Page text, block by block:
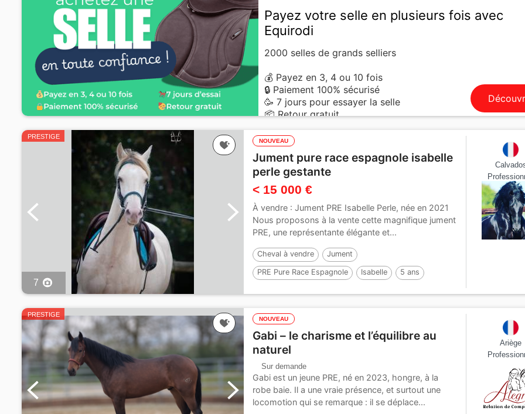
Payez votre selle en plusieurs fois avec
Equirodi
2000 selles de grands selliers
💰 Payez en 3, 4 ou 10 fois
🔒 Paiement 100% sécurisé
🥳 7 jours pour essayer la selle
📦 Retour gratuit
PRESTIGE
7
NOUVEAU
Jument pure race espagnole isabelle
perle gestante
< 15 000 €
À vendre : Jument PRE Isabelle Perle, née en 2021
Nous proposons à la vente cette magnifique jument
PRE, une représentante élégante et...
Cheval à vendre Jument
PRE Pure Race Espagnole Isabelle 5 ans
PRESTIGE
NOUVEAU
Gabi – le charisme et l’équilibre au
naturel
Sur demande
Gabi est un jeune PRE, né en 2023, hongre, à la
robe baie. Il a une vraie présence, et surtout une
locomotion qui se remarque : il se déplace...
Ariège